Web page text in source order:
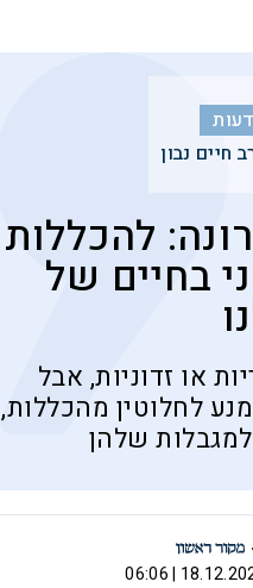
דעות
חיים נבון
להכללות
בחיים של
או זדוניות, אבל
לחלוטין מהכללות,
שלהן
18.12.2020 |